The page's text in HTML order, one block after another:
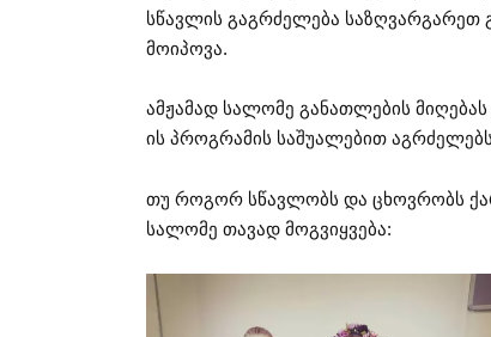
სწავლის გაგრძელება საზღვარგარეთ
მოიპოვა.
ამჟამად სალომე განათლების მიღებას
ის პროგრამის საშუალებით
თუ როგორ სწავლობს და ცხოვრობს
სალომე თავად მოგვიყვება: